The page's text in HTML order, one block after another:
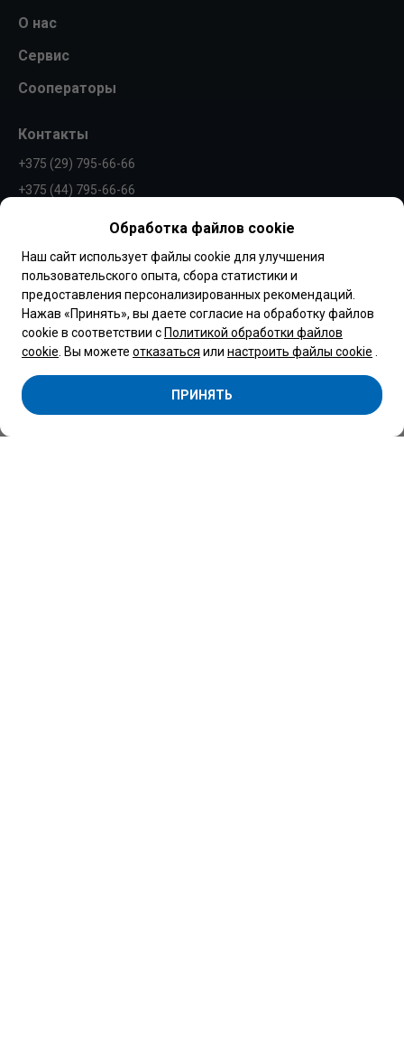
О нас
Сервис
Сооператоры
Контакты
+375 (29) 795-66-66
+375 (44) 795-66-66
Обращаем Ваше внимание, что вся представленная на сайте
информация, касающаяся комплектаций, технических
характеристик, цветовых сочетаний, а также стоимости
автомобилей и сервисного обслуживания носит
информационный характер и не является публичной
офертой, определяемой п.2 ст.407 Гражданского кодекса
Республики Беларусь.
Copyright 2026 © Центр Коммерческой техники Беларусь
Минск
Обработка файлов cookie
Наш сайт использует файлы cookie для улучшения
пользовательского опыта, сбора статистики и
предоставления персонализированных рекомендаций.
Нажав «Принять», вы даете согласие на обработку файлов
cookie в соответствии с Политикой обработки файлов
cookie . Вы можете отказаться или настроить файлы cookie
ПРИНЯТЬ